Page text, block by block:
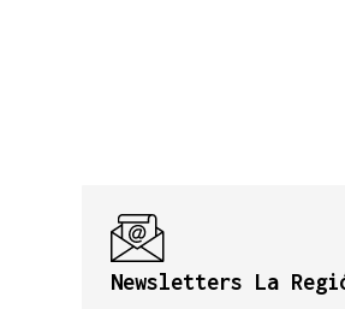
Newsletters La